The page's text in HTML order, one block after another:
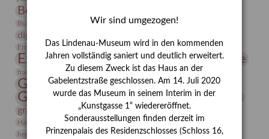
Bernhard August von Lindenau
Burg Posterstein Conrad Felixmüller Depot
digitallabor
Erdmann Julius Dietrich
Erlebnisportal estrusker Exlibris
Expressionismus Festrede Florenz Fotografie
frauen Frauen in der Antike und heute
Gerhard-Altenbourg-Preis
Gerhard Altenbourg
Gerhard Kurt Müller
grafische sammlung griechische Mythologie
Hanns-Conon von der Gabelentz Heinrich Kirchhoff Heldinnen
herman de vries Humboldt
Insekten
Wir sind umgezogen!
Das Lindenau-Museum wird in den kommenden
Jahren vollständig saniert und deutlich erweitert.
Zu diesem Zweck ist das Haus an der
Gabelentzstraße geschlossen. Am 14. Juli 2020
wurde das Museum in seinem Interim in der
„Kunstgasse 1“ wiedereröffnet.
Sonderausstellungen finden derzeit im
Prinzenpalais des Residenzschlosses (Schloss 16,